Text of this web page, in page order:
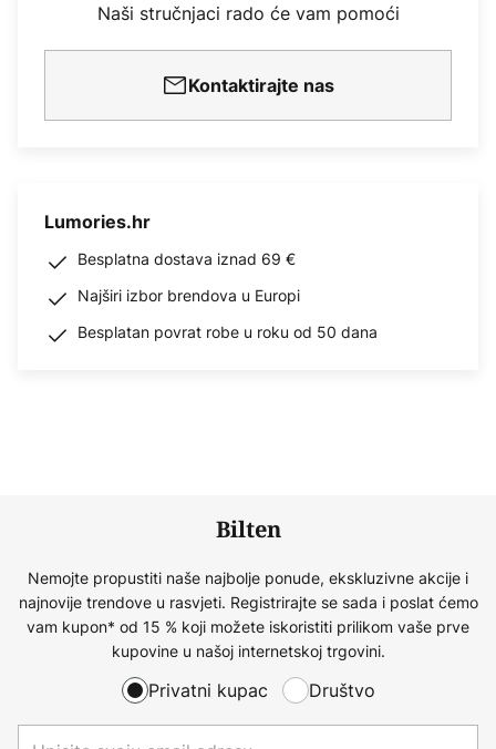
Naši stručnjaci rado će vam pomoći
Kontaktirajte nas
Lumories.hr
Besplatna dostava iznad 69 €
Najširi izbor brendova u Europi
Besplatan povrat robe u roku od 50 dana
Bilten
Nemojte propustiti naše najbolje ponude, ekskluzivne akcije i
najnovije trendove u rasvjeti. Registrirajte se sada i poslat ćemo
vam kupon* od 15 % koji možete iskoristiti prilikom vaše prve
kupovine u našoj internetskoj trgovini.
Privatni kupac Društvo